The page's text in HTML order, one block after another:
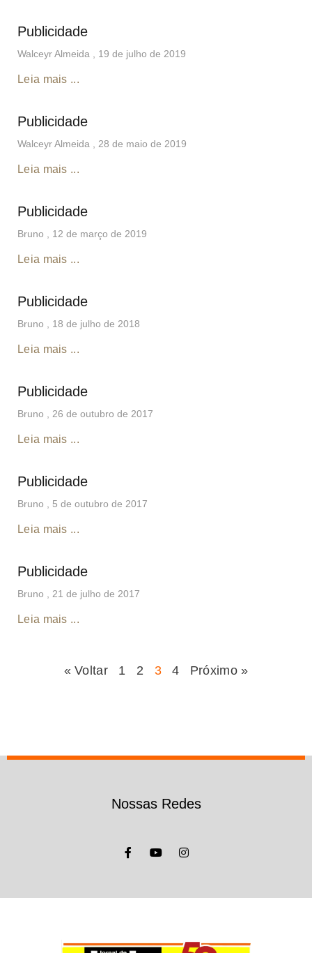
Publicidade
Walceyr Almeida 19 de julho de 2019
Leia mais ...
Publicidade
Walceyr Almeida 28 de maio de 2019
Leia mais ...
Publicidade
Bruno 12 de março de 2019
Leia mais ...
Publicidade
Bruno 18 de julho de 2018
Leia mais ...
Publicidade
Bruno 26 de outubro de 2017
Leia mais ...
Publicidade
Bruno 5 de outubro de 2017
Leia mais ...
Publicidade
Bruno 21 de julho de 2017
Leia mais ...
« Voltar 1 2 3 4 Próximo »
Nossas Redes